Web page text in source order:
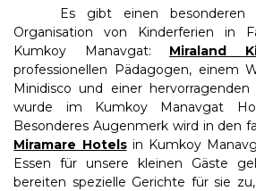
Es gibt einen besonderen
Organisation von Kinderferien in
Kumkoy Manavgat: Miraland
professionellen Pädagogen, einem
Minidisco und einer hervorragenden
wurde im Kumkoy Manavgat
Besonderes Augenmerk wird in den
Miramare Hotelsin Kumkoy
Essen für unsere kleinen Gäste
bereiten spezielle Gerichte für sie